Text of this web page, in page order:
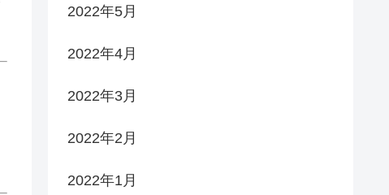
2022年5月
2022年4月
2022年3月
2022年2月
2022年1月